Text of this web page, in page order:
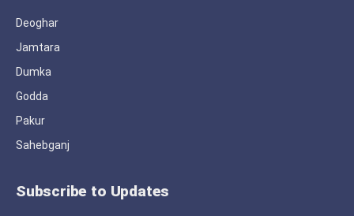
Deoghar
Jamtara
Dumka
Godda
Pakur
Sahebganj
Subscribe to Updates